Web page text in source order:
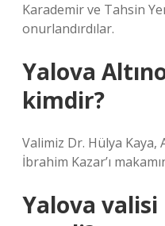
Karademir ve Tahsin
onurlandırdılar.
Yalova
kimdir?
Valimiz Dr. Hülya Kaya,
İbrahim Kazar’ı
Yalova valisi